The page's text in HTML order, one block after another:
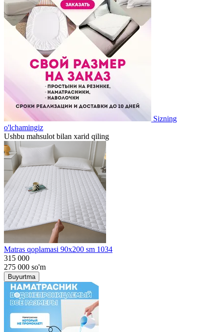
Sizning
o'lchamingiz
Ushbu mahsulot bilan xarid qiling
Matras qoplamasi 90x200 sm 1034
315 000
275 000 so'm
Buyurtma